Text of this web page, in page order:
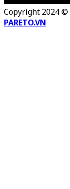
Copyright 2024 ©
PARETO.VN